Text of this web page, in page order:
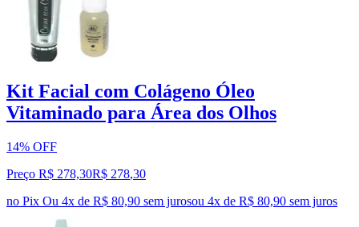
Kit Facial com Colágeno Óleo
Vitaminado para Área dos Olhos
14% OFF
Preço R$ 278,30R$ 278,30
no Pix Ou 4x de R$ 80,90 sem jurosou 4x de R$ 80,90 sem juros